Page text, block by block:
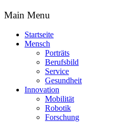
Main Menu
Startseite
Mensch
Porträts
Berufsbild
Service
Gesundheit
Innovation
Mobilität
Robotik
Forschung